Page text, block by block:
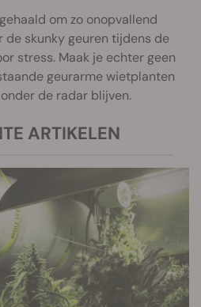
om zo onopvallend
de skunky geuren tijdens de
stress. Maak je echter geen
geurarme wietplanten
de radar blijven.
ARTIKELEN